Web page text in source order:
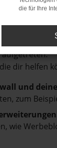
Error
aufgetreten.
dir helfen
und
zum
wie
die für Ihre